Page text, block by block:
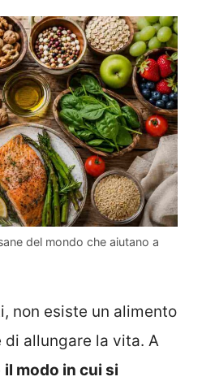
del mondo che aiutano a
non esiste un alimento
allungare la vita. A
il modo in cui si